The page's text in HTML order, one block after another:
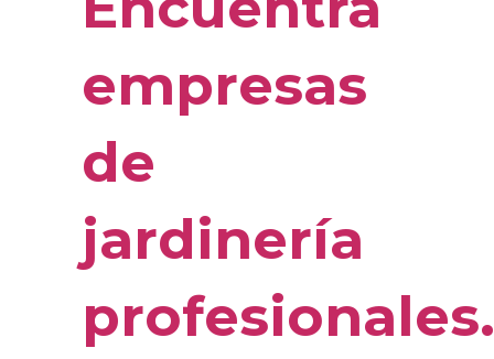
empresas
de
jardinería
profesionales.